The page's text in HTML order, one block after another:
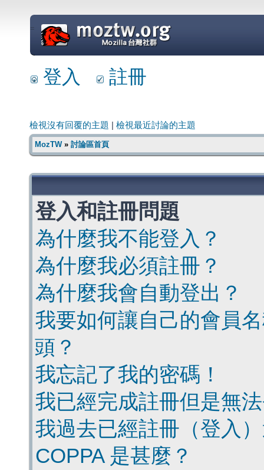
=
登入 註冊
檢視沒有回覆的主題 檢視最近討論的主題
MozTW» 討論區首頁
登入和註冊問題
為什麼我不能登入？
為什麼我必須註冊？
為什麼我會自動登出？
我要如何讓自己的會員
頭？
我忘記了我的密碼！
我已經完成註冊但是無
我過去已經註冊（登入
COPPA 是甚麼？